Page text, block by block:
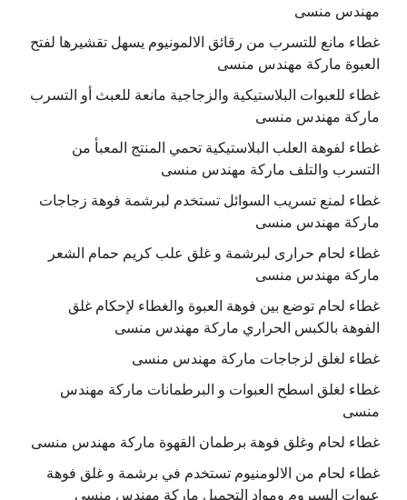
مهندس منسى
غطاء مانع للتسرب من رقائق الالمونيوم يسهل تقشيرها لفتح
العبوة ماركة مهندس منسى
غطاء للعبوات البلاستيكية والزجاجية مانعة للعبث أو التسرب
ماركة مهندس منسى
غطاء لفوهة العلب البلاستيكية تحمي المنتج المعبأ من
التسرب والتلف ماركة مهندس منسى
غطاء لمنع تسريب السوائل تستخدم لبرشمة فوهة زجاجات
ماركة مهندس منسى
غطاء لحام حرارى لبرشمة و غلق علب كريم حمام الشعر
ماركة مهندس منسى
غطاء لحام توضع بين فوهة العبوة والغطاء لإحكام غلق
الفوهة بالكبس الحراري ماركة مهندس منسى
غطاء لغلق لزجاجات ماركة مهندس منسى
غطاء لغلق اسطح العبوات و البرطمانات ماركة مهندس
منسى
غطاء لحام وغلق فوهة برطمان القهوة ماركة مهندس منسى
غطاء لحام من الالومنيوم تستخدم في برشمة و غلق فوهة
عبوات السيروم ومواد التجميل ماركة مهندس منسى